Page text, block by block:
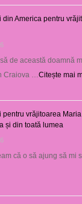
din America pentru
de această doamnă
Craiova … Citește mai
pentru vrăjitoarea
și din toată lumea
că o să ajung să mi